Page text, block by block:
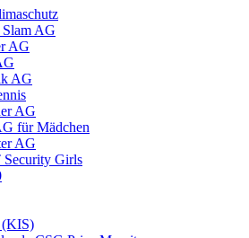
AG
AG
AG
AG
für Mädchen
AG
Girls
(KIS)